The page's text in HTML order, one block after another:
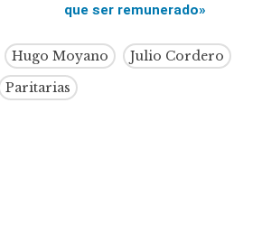
que ser remunerado»
Hugo Moyano
Julio Cordero
Paritarias